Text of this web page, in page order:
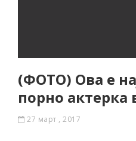
(ФОТО) Ова е
порно актерка
27 март , 2017